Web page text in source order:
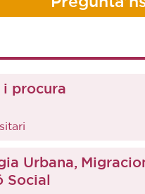
procura
Urbana,
Social